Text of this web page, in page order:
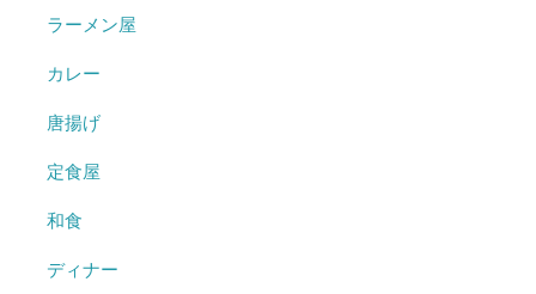
ラーメン屋
カレー
唐揚げ
定食屋
和食
ディナー